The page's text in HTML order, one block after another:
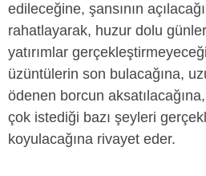
edileceğine, şansının
rahatlayarak, huzur dolu
yatırımlar
üzüntülerin son bulacağına,
ödenen borcun
çok istediği bazı şeyleri
koyulacağına rivayet eder.